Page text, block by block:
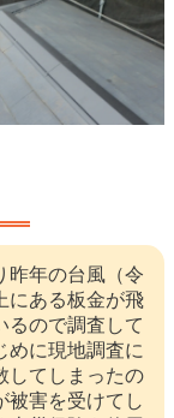
年の台風（令
にある板金が飛
るので調査して
めに現地調査に
してしまったの
被害を受けてし